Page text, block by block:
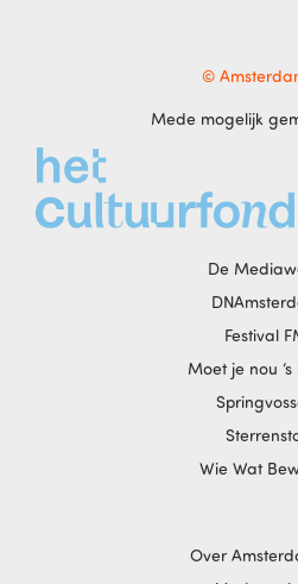
©
Mede mogelijk
De
Festival
Moet je nou
Wie Wat
Over